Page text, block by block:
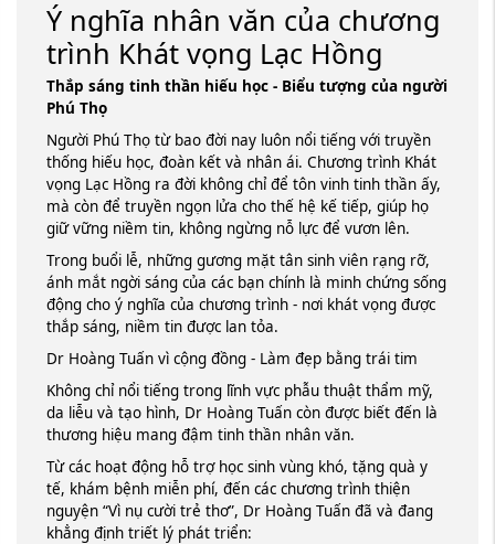
Ý nghĩa nhân văn của chương
trình Khát vọng Lạc Hồng
Thắp sáng tinh thần hiếu học - Biểu tượng của người
Phú Thọ
Người Phú Thọ từ bao đời nay luôn nổi tiếng với truyền
thống hiếu học, đoàn kết và nhân ái. Chương trình Khát
vọng Lạc Hồng ra đời không chỉ để tôn vinh tinh thần ấy,
mà còn để truyền ngọn lửa cho thế hệ kế tiếp, giúp họ
giữ vững niềm tin, không ngừng nỗ lực để vươn lên.
Trong buổi lễ, những gương mặt tân sinh viên rạng rỡ,
ánh mắt ngời sáng của các bạn chính là minh chứng sống
động cho ý nghĩa của chương trình - nơi khát vọng được
thắp sáng, niềm tin được lan tỏa.
Dr Hoàng Tuấn vì cộng đồng - Làm đẹp bằng trái tim
Không chỉ nổi tiếng trong lĩnh vực phẫu thuật thẩm mỹ,
da liễu và tạo hình, Dr Hoàng Tuấn còn được biết đến là
thương hiệu mang đậm tinh thần nhân văn.
Từ các hoạt động hỗ trợ học sinh vùng khó, tặng quà y
tế, khám bệnh miễn phí, đến các chương trình thiện
nguyện “Vì nụ cười trẻ thơ”, Dr Hoàng Tuấn đã và đang
khẳng định triết lý phát triển: